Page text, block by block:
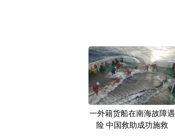
一外籍货船在南海故障遇
险 中国救助成功施救